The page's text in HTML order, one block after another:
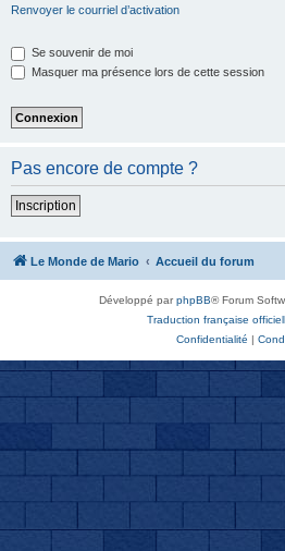
Renvoyer le courriel d’activation
Se souvenir de moi
Masquer ma présence lors de cette session
Pas encore de compte ?
Inscription
Le Monde de Mario Accueil du forum
Développé parphpBB® Forum
Traduction française
Confidentialité |